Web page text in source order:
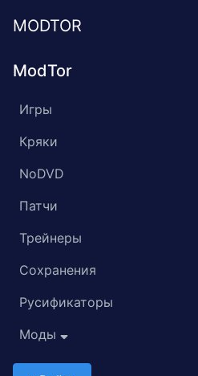
MODTOR
ModTor
Игры
Кряки
NoDVD
Патчи
Трейнеры
Сохранения
Русификаторы
Моды